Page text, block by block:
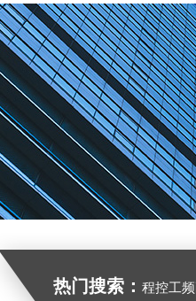
热门搜索： 程控工频耐压试验装置